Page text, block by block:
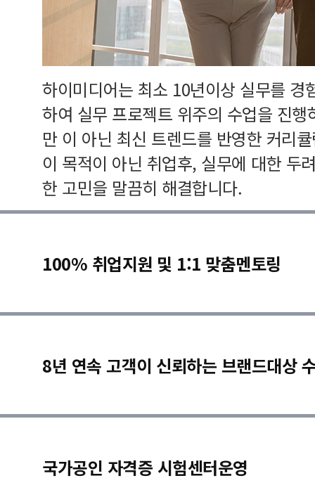
하이미디어는 최소 10년이상 실무를 경
하여 실무 프로젝트 위주의 수업을 진
만 이 아닌 최신 트렌드를 반영한 커리
이 목적이 아닌 취업후, 실무에 대한 두
한 고민을 말끔히 해결합니다.
100% 취업지원 및 1:1 맞춤멘토링
8년 연속 고객이 신뢰하는 브랜드대상
국가공인 자격증 시험센터운영